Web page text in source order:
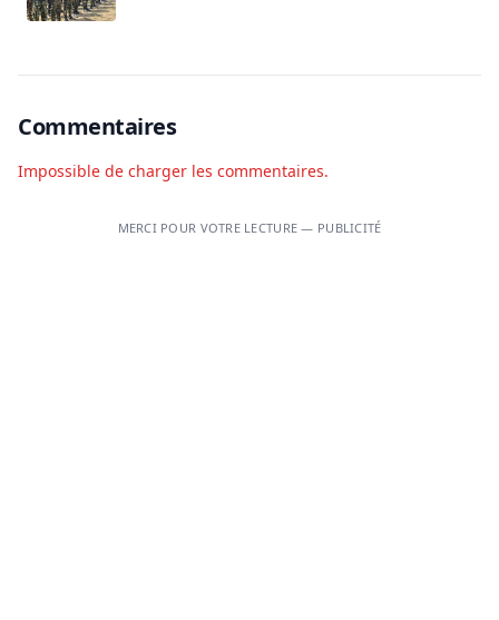
Commentaires
Impossible de charger les commentaires.
MERCI POUR VOTRE LECTURE — PUBLICITÉ